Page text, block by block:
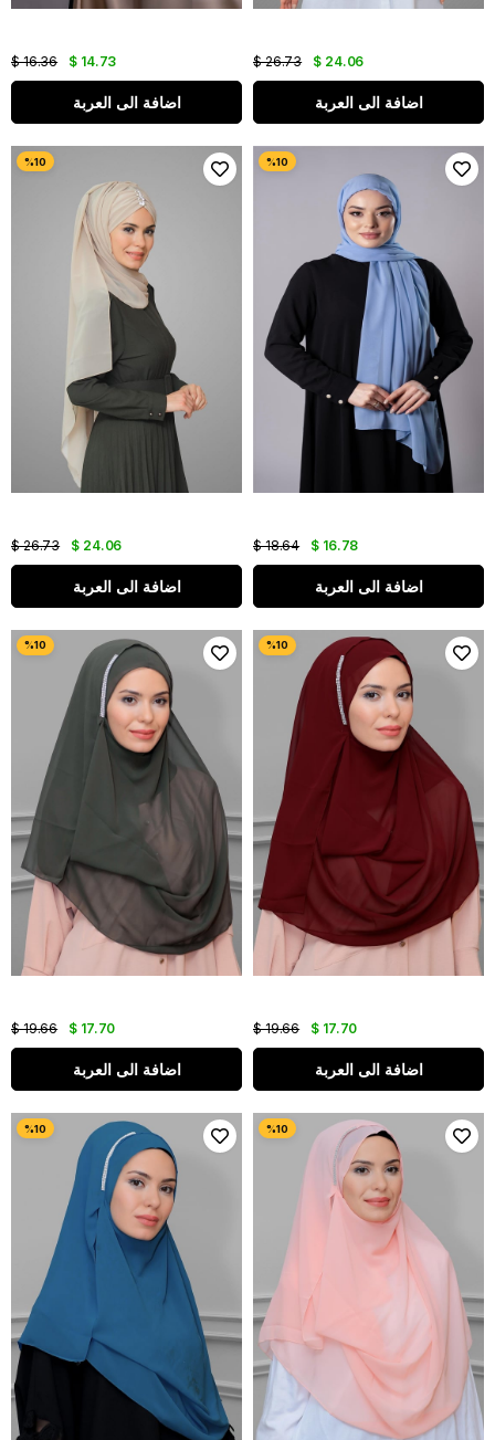
$ 14.73
$ 16.36
اضافة الى العربة
$ 24.06
$ 26.73
اضافة الى العربة
$ 24.06
$ 26.73
اضافة الى العربة
$ 16.78
$ 18.64
اضافة الى العربة
$ 17.70
$ 19.66
اضافة الى العربة
$ 17.70
$ 19.66
اضافة الى العربة